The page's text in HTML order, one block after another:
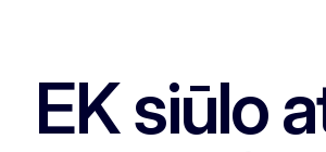
EK siūlo